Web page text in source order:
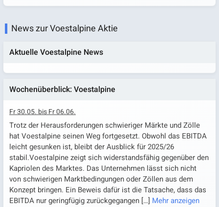
News zur Voestalpine Aktie
Aktuelle Voestalpine News
Wochenüberblick: Voestalpine
Fr 30.05. bis Fr 06.06.
Trotz der Herausforderungen schwieriger Märkte und Zölle
hat Voestalpine seinen Weg fortgesetzt. Obwohl das EBITDA
leicht gesunken ist, bleibt der Ausblick für 2025/26
stabil.Voestalpine zeigt sich widerstandsfähig gegenüber den
Kapriolen des Marktes. Das Unternehmen lässt sich nicht
von schwierigen Marktbedingungen oder Zöllen aus dem
Konzept bringen. Ein Beweis dafür ist die Tatsache, dass das
EBITDA nur geringfügig zurückgegangen […] Mehr anzeigen